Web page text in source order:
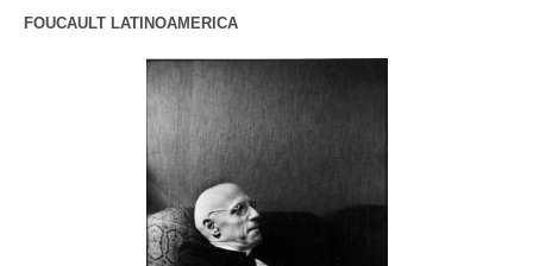
FOUCAULT LATINOAMERICA